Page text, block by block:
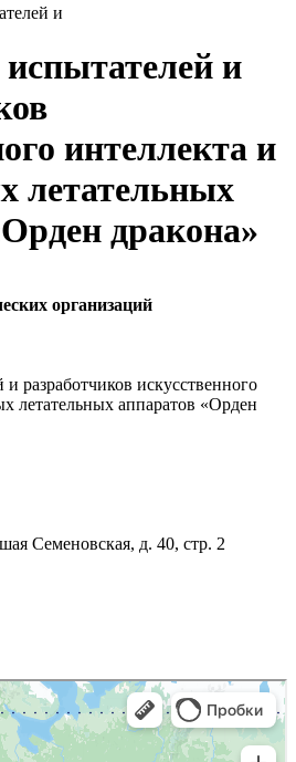
и
и
интеллекта и
летательных
дракона»
организаций
разработчиков искусственного
летательных аппаратов «Орден
Семеновская, д. 40, стр. 2